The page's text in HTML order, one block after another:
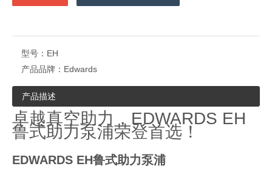
型号： EH
产品品牌： Edwards
产品描述
卓越真空助力，EDWARDS EH
鲁式助力泵浦荣登首选！
EDWARDS EH鲁式助力泵浦